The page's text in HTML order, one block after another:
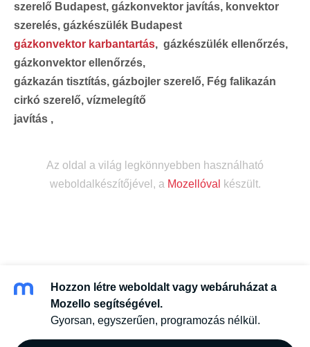
szerelő Budapest, gázkonvektor javítás, konvektor
szerelés, gázkészülék Budapest
gázkonvektor karbantartás, gázkészülék ellenőrzés,
gázkonvektor ellenőrzés,
gázkazán tisztítás, gázbojler szerelő, Fég falikazán
cirkó szerelő, vízmelegítő
javítás ,
Az oldal a világ legkönnyebben használható
weboldalkészítőjével, a Mozellóval készült.
Hozzon létre weboldalt vagy webáruházat a
Mozello segítségével.
Gyorsan, egyszerűen, programozás nélkül.